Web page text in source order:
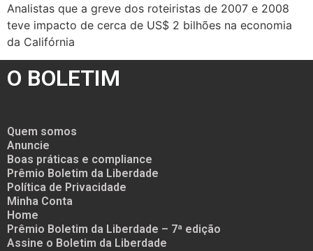
Analistas que a greve dos roteiristas de 2007 e 2008
teve impacto de cerca de US$ 2 bilhões na economia
da Califórnia
O BOLETIM
Quem somos
Anuncie
Boas práticas e compliance
Prêmio Boletim da Liberdade
Política de Privacidade
Minha Conta
Home
Prêmio Boletim da Liberdade – 7ª edição
Assine o Boletim da Liberdade